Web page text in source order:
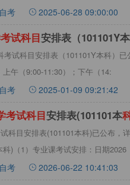
考 2025-06-28 09:00:00
考试科目安排表（101101Y本
试科目安排表（101101Y本科）
午（9:00-11:30）；下午（14:
考 2025-01-09 09:21:42
考试科目安排表(101101本
科目安排表(101101本科)已公布，
)（1）专业课考试安排：日期2026
考 2026-06-22 10:41:03